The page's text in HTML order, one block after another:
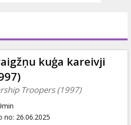
kuģa kareivji
Troopers (1997)
no: 26.06.2025